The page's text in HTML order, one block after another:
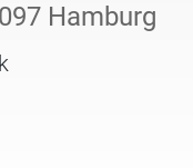
Hamburg